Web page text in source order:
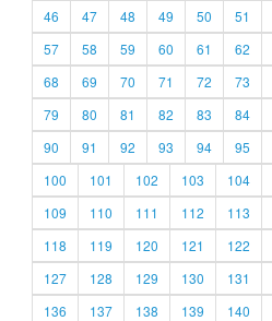
46
47 48 49 50 51
57
58 59 60 61 62
68
69 70 71 72 73
79
80 81 82 83 84
90
91 92 93 94 95
100
101 102 103 104
109
110 111 112 113
118
119 120 121 122
127
128 129 130 131
136
137 138 139 140